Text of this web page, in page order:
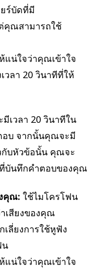
ร์บัดที่มี
คุณสามารถใช้
แน่ใจว่าคุณเข้าใจ
วลา 20 วินาทีที่ให้
เวลา 20 วินาทีใน
อบ จากนั้นคุณจะมี
กับหัวข้อนั้น คุณจะ
บันทึกคำตอบของคุณ
คุณ: ใช้ไมโครโฟน
เสียงของคุณ
ลี่ยงการใช้หูฟัง
น
แน่ใจว่าคุณเข้าใจ